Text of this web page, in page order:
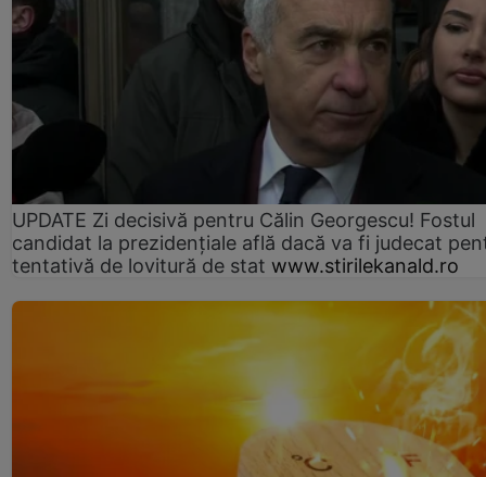
UPDATE Zi decisivă pentru Călin Georgescu! Fostul
candidat la prezidențiale află dacă va fi judecat
tentativă de lovitură de stat www.stirilekanald.ro